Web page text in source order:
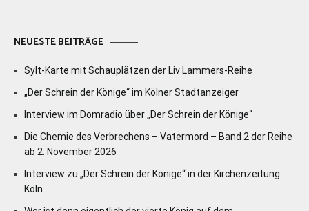
NEUESTE BEITRÄGE
Sylt-Karte mit Schauplätzen der Liv Lammers-Reihe
„Der Schrein der Könige“ im Kölner Stadtanzeiger
Interview im Domradio über „Der Schrein der Könige“
Die Chemie des Verbrechens – Vatermord – Band 2 der Reihe
ab 2. November 2026
Interview zu „Der Schrein der Könige“ in der Kirchenzeitung
Köln